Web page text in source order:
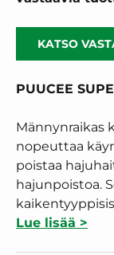
KATSO
PUUCEE
Männynraikas
nopeuttaa
poistaa
hajunpoistoa.
Lue lisää >